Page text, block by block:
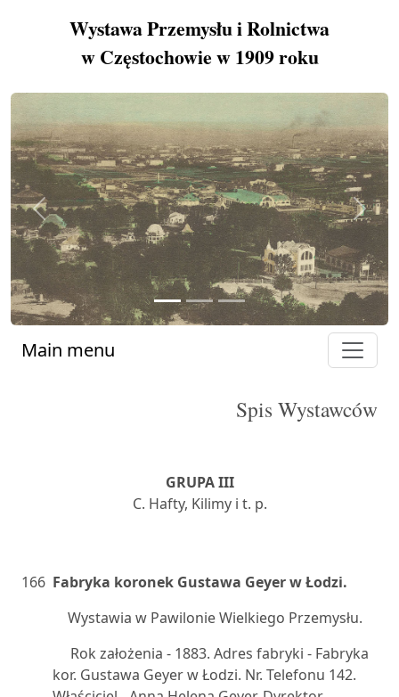
Wystawa Przemysłu i Rolnictwa
w Częstochowie w 1909 roku
Previous Next
Main menu
Spis Wystawców
GRUPA III
C. Hafty, Kilimy i t. p.
166 Fabryka koronek Gustawa Geyer w Łodzi.
Wystawia w Pawilonie Wielkiego Przemysłu.
Rok założenia - 1883. Adres fabryki - Fabryka
kor. Gustawa Geyer w Łodzi. Nr. Telefonu 142.